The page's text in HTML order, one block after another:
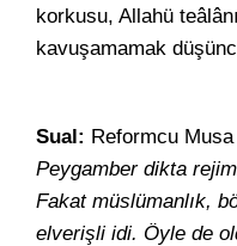
korkusu, Allahü
kavuşamamak
Sual: Reformcu
Peygamber dikta
Fakat müslümanlık,
elverişli idi. Öyle de